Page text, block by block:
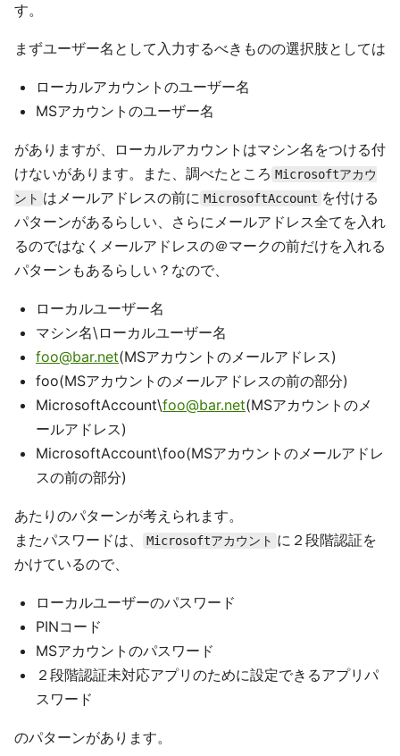
す。
まずユーザー名として入力するべきものの選択肢としては
ローカルアカウントのユーザー名
MSアカウントのユーザー名
がありますが、ローカルアカウントはマシン名をつける付
けないがあります。また、調べたところ Microsoftアカウ
ント はメールアドレスの前に MicrosoftAccount を付ける
パターンがあるらしい、さらにメールアドレス全てを入れ
るのではなくメールアドレスの＠マークの前だけを入れる
パターンもあるらしい？なので、
ローカルユーザー名
マシン名\ローカルユーザー名
foo@bar.net(MSアカウントのメールアドレス)
foo(MSアカウントのメールアドレスの前の部分)
MicrosoftAccount\foo@bar.net(MSアカウントのメ
ールアドレス)
MicrosoftAccount\foo(MSアカウントのメールアドレ
スの前の部分)
あたりのパターンが考えられます。
またパスワードは、
Microsoftアカウント に２段階認証を
かけているので、
ローカルユーザーのパスワード
PINコード
MSアカウントのパスワード
２段階認証未対応アプリのために設定できるアプリパ
スワード
のパターンがあります。